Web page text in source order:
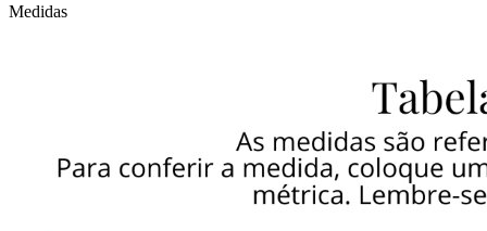
Medidas